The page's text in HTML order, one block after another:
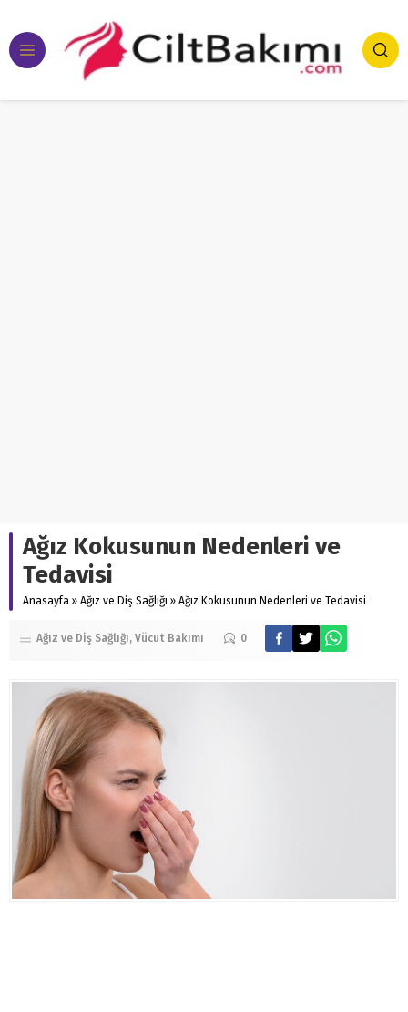
Ağız Kokusunun Nedenleri ve
Tedavisi
Anasayfa » Ağız ve Diş Sağlığı » Ağız Kokusunun Nedenleri ve Tedavisi
Ağız ve Diş Sağlığı Vücut Bakımı 0